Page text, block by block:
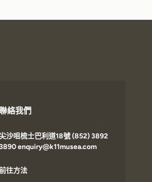
絡我們
沙咀梳士巴利道18號 (852) 3892
enquiry@k11musea.com
往方法